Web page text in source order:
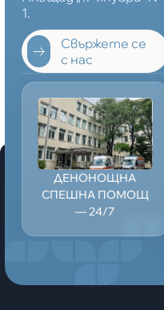
1.
Свържете се
с нас
ДЕНОНОЩНА
СПЕШНА ПОМОЩ
— 24/7